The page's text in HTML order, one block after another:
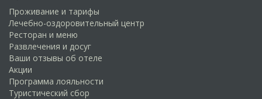
Проживание и тарифы
Лечебно-оздоровительный центр
Ресторан и меню
Развлечения и досуг
Ваши отзывы об отеле
Акции
Программа лояльности
Туристический сбор